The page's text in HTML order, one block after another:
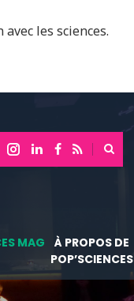
les sciences.
MAG
À PROPOS DE
POP’SCIENCES